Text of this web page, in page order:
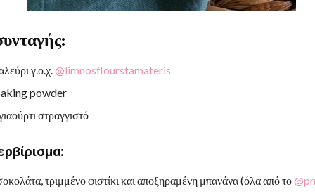
γ.ο.χ.@limnosflourstamateris
powder
στραγγιστό
τριμμένο φιστίκι και αποξηραμένη μπανάνα (όλα από το